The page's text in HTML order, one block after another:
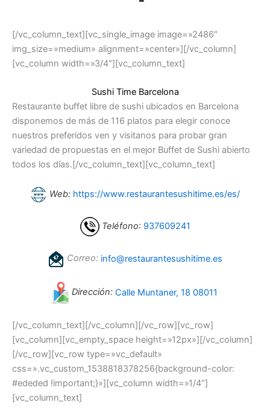
[/vc_column_text][vc_single_image image=»2486″
img_size=»medium» alignment=»center»][/vc_column]
[vc_column width=»3/4″][vc_column_text]
Sushi Time Barcelona
Restaurante buffet libre de sushi ubicados en Barcelona
disponemos de más de 116 platos para elegir conoce
nuestros preferidos ven y visitanos para probar gran
variedad de propuestas en el mejor Buffet de Sushi abierto
todos los días.[/vc_column_text][vc_column_text]
Web: https://www.restaurantesushitime.es/es/
Teléfono: 937609241
Correo: info@restaurantesushitime.es
Dirección: Calle Muntaner, 18 08011
[/vc_column_text][/vc_column][/vc_row][vc_row]
[vc_column][vc_empty_space height=»12px»][/vc_column]
[/vc_row][vc_row type=»vc_default»
css=».vc_custom_1538818378256{background-color:
#ededed !important;}»][vc_column width=»1/4″]
[vc_column_text]